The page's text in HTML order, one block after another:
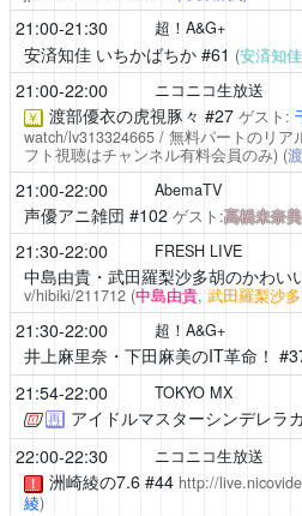
21:00-21:30 超！A&G+
安済知佳 いちかばちか#61 (安済知佳
21:00-22:00 ニコニコ生放送
￥ 渡部優衣の虎視豚々 #27 ゲスト:
watch/lv313324665/ 無料パートのリア
フト視聴はチャンネル有料会員のみ) (
21:00-22:00 AbemaTV
声優アニ雑団 #102 ゲスト:高橋未奈美
21:30-22:00 FRESH LIVE
中島由貴・武田羅梨沙多胡のかわい
v/hibiki/211712 (中島由貴, 武田羅梨沙
21:30-22:00 超！A&G+
井上麻里奈・下田麻美のIT革命！
21:54-22:00 TOKYO MX
再 アイドルマスターシンデレラ
22:00-22:30
ニコニコ生放送
！ 洲崎綾の7.6#44 http://
綾)